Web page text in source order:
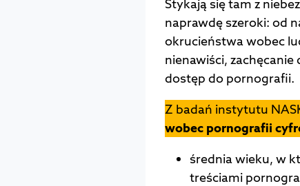
Stykają się tam z
naprawdę szeroki: od
okrucieństwa wobec
nienawiści,
dostęp do pornografii.
Z badań instytutu
wobec pornografii
średnia wieku, w
treściami